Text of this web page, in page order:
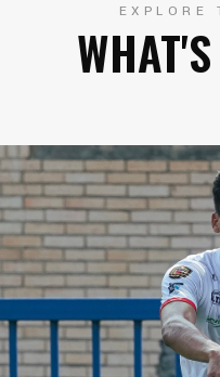
EXPLORE